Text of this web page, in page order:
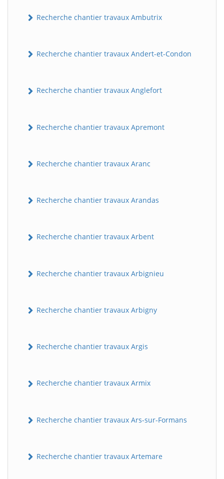
Recherche chantier travaux Ambutrix
Recherche chantier travaux Andert-et-Condon
Recherche chantier travaux Anglefort
Recherche chantier travaux Apremont
Recherche chantier travaux Aranc
Recherche chantier travaux Arandas
Recherche chantier travaux Arbent
Recherche chantier travaux Arbignieu
Recherche chantier travaux Arbigny
Recherche chantier travaux Argis
Recherche chantier travaux Armix
Recherche chantier travaux Ars-sur-Formans
Recherche chantier travaux Artemare